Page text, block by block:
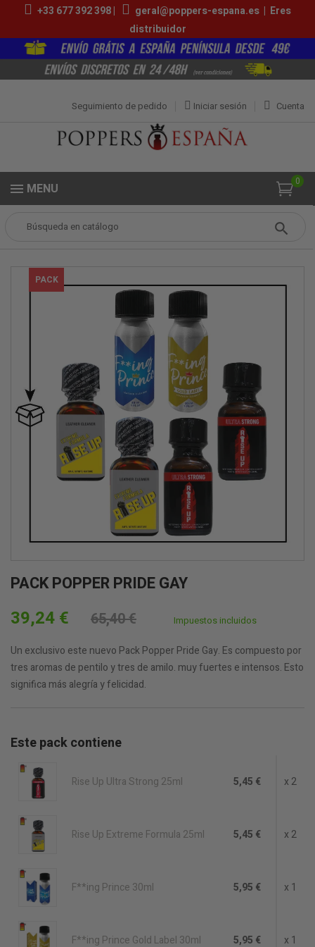
+33 677 392 398 | geral@poppers-espana.es | Eres
distribuidor
Cuenta
Iniciar sesión
Seguimiento de pedido
0
MENU
Packs de Poppers
PACK
PACK POPPER PRIDE GAY
39,24 € 65,40 € Impuestos incluidos
Un exclusivo este nuevo Pack Popper Pride Gay. Es compuesto por
tres aromas de pentilo y tres de amilo. muy fuertes e intensos. Esto
significa más alegría y felicidad.
Este pack contiene
Rise Up Ultra Strong 25ml 5,45 € x 2
Rise Up Extreme Formula 25ml 5,45 € x 2
F**ing Prince 30ml 5,95 € x 1
F**ing Prince Gold Label 30ml 5,95 € x 1